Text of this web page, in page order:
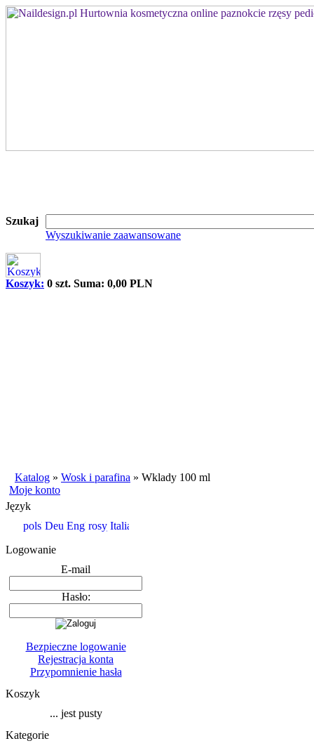
Szukaj
Wyszukiwanie zaawansowane
Koszyk: 0 szt. Suma: 0,00 PLN
Katalog » Wosk i parafina » Wklady 100 ml
Moje konto
Język
Logowanie
E-mail
Hasło:
Bezpieczne logowanie
Rejestracja konta
Przypomnienie hasła
Koszyk
... jest pusty
Kategorie